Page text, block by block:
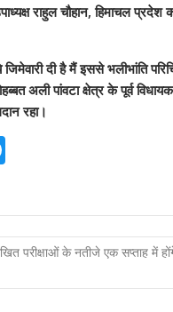
राहुल चौहान, हिमाचल
दी है मैं इससे भलीभांति
अली पांवटा क्षेत्र के पूर्व
रहा।
i
n
dपरीक्षाओं के नतीजे एक सप्ताह में